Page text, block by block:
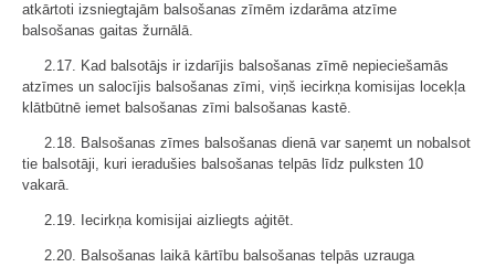
atkārtoti izsniegtajām balsošanas zīmēm izdarāma atzīme
balsošanas gaitas žurnālā.
2.17. Kad balsotājs ir izdarījis balsošanas zīmē nepieciešamās
atzīmes un salocījis balsošanas zīmi, viņš iecirkņa komisijas locekļa
klātbūtnē iemet balsošanas zīmi balsošanas kastē.
2.18. Balsošanas zīmes balsošanas dienā var saņemt un nobalsot
tie balsotāji, kuri ieradušies balsošanas telpās līdz pulksten 10
vakarā.
2.19. Iecirkņa komisijai aizliegts aģitēt.
2.20. Balsošanas laikā kārtību balsošanas telpās uzrauga